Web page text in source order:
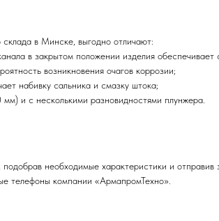
в Минске, выгодно отличают:
в закрытом положении изделия обеспечивает
возникновения очагов коррозии;
набивку сальника и смазку штока;
и с несколькими разновидностями плунжера.
необходимые характеристики и
телефоны компании «АрмапромТехно».